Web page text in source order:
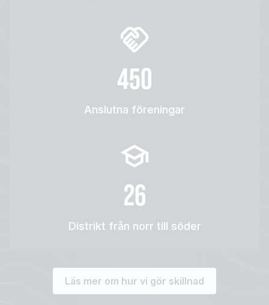
450
Anslutna föreningar
26
Distrikt från norr till söder
Läs mer om hur vi gör skillnad